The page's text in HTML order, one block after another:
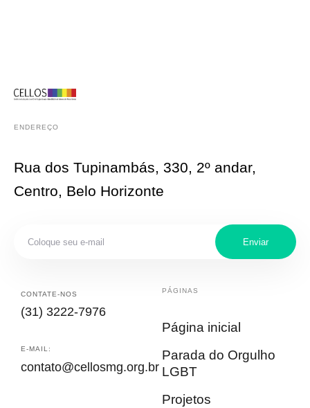
ENDEREÇO
Rua dos Tupinambás, 330, 2º andar,
Centro, Belo Horizonte
Enviar
CONTATE-NOS
(31) 3222-7976
E-MAIL:
contato@cellosmg.org.br
PÁGINAS
Página inicial
Parada do Orgulho
LGBT
Projetos